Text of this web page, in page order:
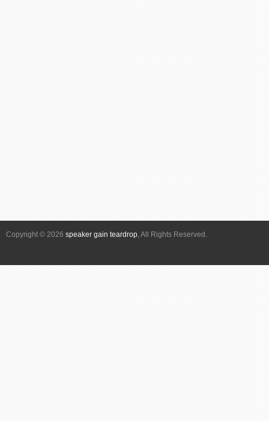
Copyright © 2026 speaker gain teardrop, All Rights Reserved.